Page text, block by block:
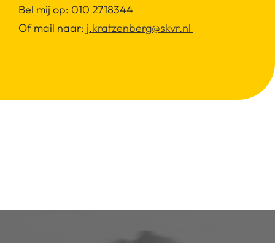
Bel mij op: 010 2718344
Of mail naar: j.kratzenberg@skvr.nl